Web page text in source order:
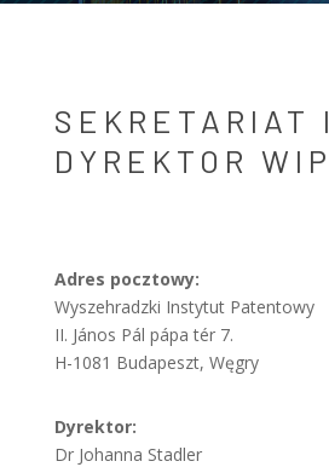
SEKRETARIAT I
DYREKTOR WIP
Adres pocztowy:
Wyszehradzki Instytut Patentowy
II. János Pál pápa tér 7.
H-1081 Budapeszt, Węgry
Dyrektor:
Dr Johanna Stadler